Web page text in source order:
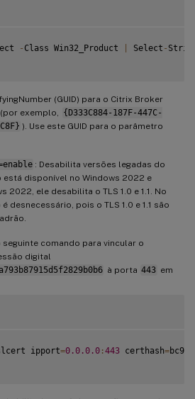
- Class Win32_Product Select -
(GUID) para o Citrix Broker
exemplo, {D333C884-187F-447C-
). Use este GUID para o parâmetro
: Desabilita versões legadas do
está disponível no Windows 2022 e
2022, ele desabilita o TLS 1.0 e 1.1. No
desnecessário, pois o TLS 1.0 e 1.1 são
comando para vincular o
digital
à porta 443 em
ipport=0.0 .0 .0 :443 certhash=